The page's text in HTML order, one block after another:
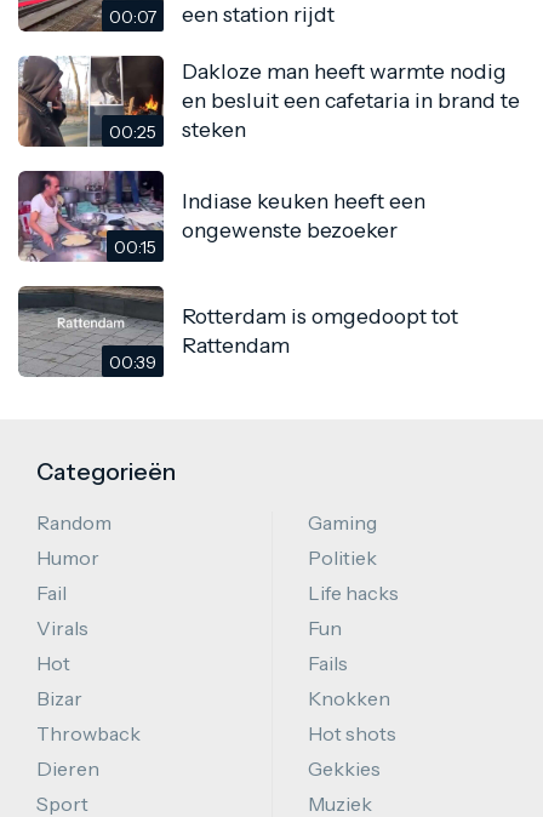
00:07
een station rijdt
00:25
Dakloze man heeft warmte nodig
en besluit een cafetaria in brand te
steken
00:15
Indiase keuken heeft een
ongewenste bezoeker
00:39
Rotterdam is omgedoopt tot
Rattendam
Categorieën
Random
Humor
Fail
Virals
Hot
Bizar
Throwback
Dieren
Sport
Gaming
Politiek
Life hacks
Fun
Fails
Knokken
Hot shots
Gekkies
Muziek